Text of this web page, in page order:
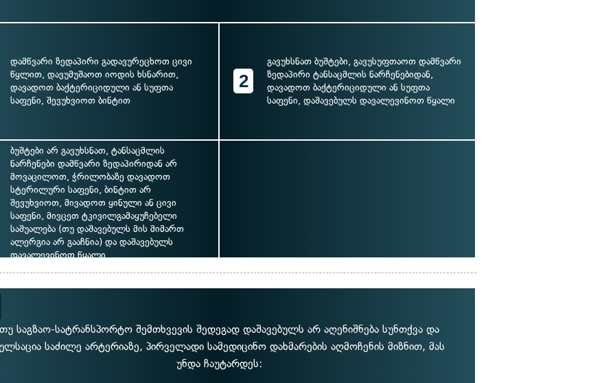
დამწვარი ზედაპირი გადავურეცხოთ ცივი
წყლით, დავუმუშაოთ იოდის ხსნარით,
დავადოთ ბაქტერიციდული ან სუფთა
საფენი, შევუხვიოთ ბინტით
2
გავუხსნათ ბუშტები, გავუსუფთაოთ დამწვარი
ზედაპირი ტანსაცმლის ნარჩენებიდან,
დავადოთ ბაქტერიციდული ან სუფთა
საფენი, დაშავებულს დავალევინოთ წყალი
ბუშტები არ გავუხსნათ, ტანსაცმლის
ნარჩენები დამწვარი ზედაპირიდან არ
მოვაცილოთ, ჭრილობაზე დავადოთ
სტერილური საფენი, ბინტით არ
შევუხვიოთ, მივადოთ ყინული ან ცივი
საფენი, მივცეთ ტკივილგამაყუჩებელი
საშუალება (თუ დაშავებულს მის მიმართ
ალერგია არ გააჩნია) და დაშავებულს
დავალევინოთ წყალი
თუ საგზაო-სატრანსპორტო შემთხვევის შედეგად დაშავებულს არ აღენიშნება სუნთქვა და
საძილე არტერიაზე, პირველადი სამედიცინო დახმარების აღმოჩენის მიზნით, მას
უნდა ჩაუტარდეს: